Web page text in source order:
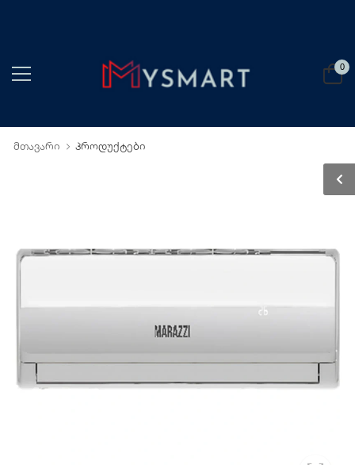
0
მთავარი პროდუქტები